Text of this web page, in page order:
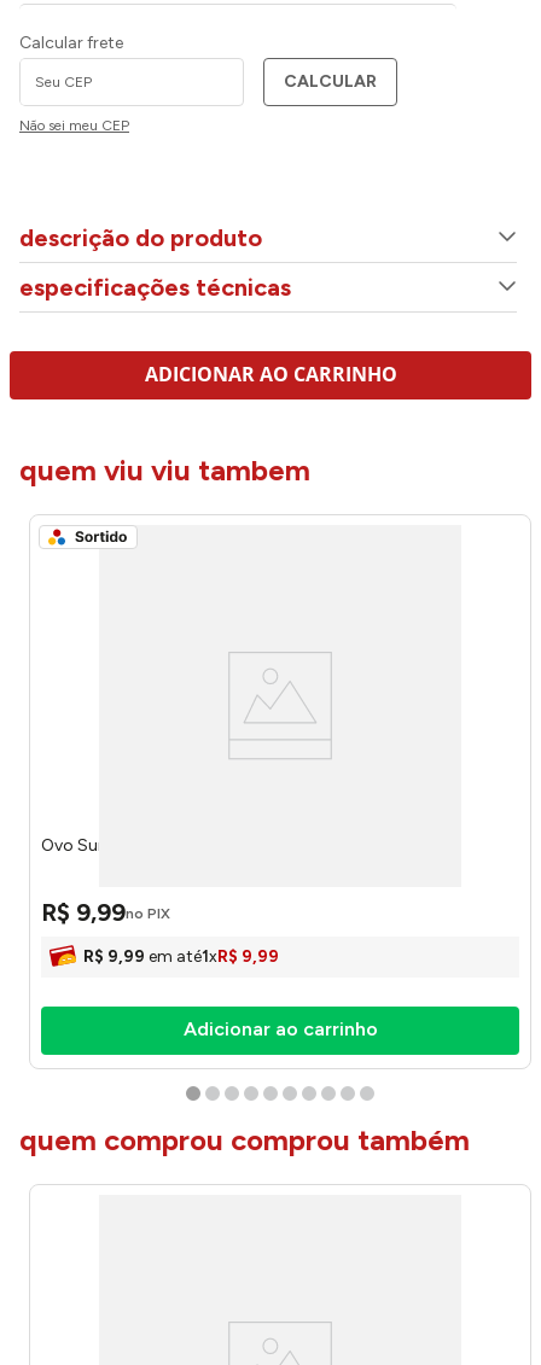
Calcular frete
CALCULAR
Não sei meu CEP
descrição do produto
especificações técnicas
ADICIONAR AO CARRINHO
quem viu viu tambem
Ovo Surpresa Trolls Sortido 1247 - Riclan
R$ 9,99no PIX
R$ 9,99 em até1xR$ 9,99
Adicionar ao carrinho
quem comprou comprou também